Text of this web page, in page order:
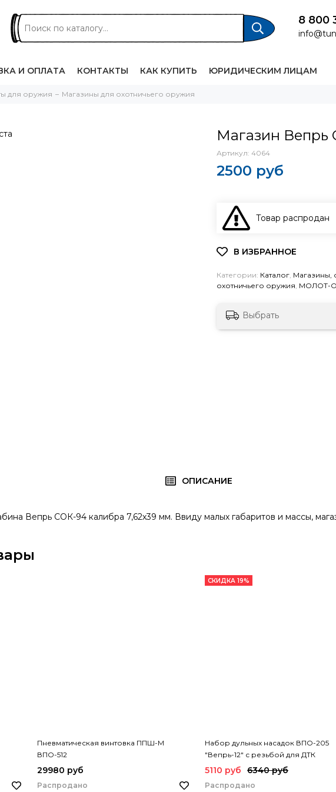
8 800
И ОПЛАТА КОНТАКТЫ КАК КУПИТЬ ЮРИДИЧЕСКИМ ЛИЦАМ
для оружия Магазины для охотничьего оружия
Магазин Вепрь
Артикул: 4064
2500 руб
Товар распродан
Категории: Каталог, Магазины,
охотничьего оружия, МОЛОТ-
Выбрать
ОПИСАНИЕ
Вепрь СОК-94 калибра 7,62х39 мм. Ввиду малых габаритов и массы,
Пневматическая винтовка ППШ-М
ВПО-512
29980 руб
Распродано
СКИДКА 19%
Набор дульных насадок ВПО-205
"Вепрь-12" с резьбой для ДТК
5110 руб 6340 руб
Распродано